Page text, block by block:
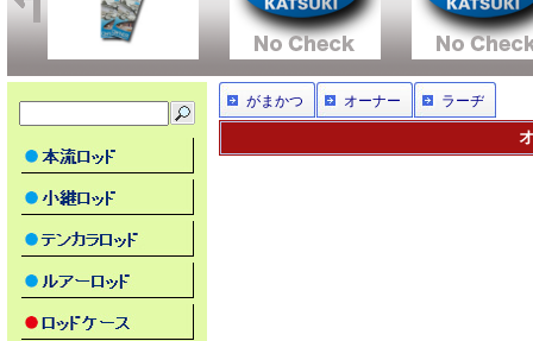
がまかつ オーナー ラーヂ